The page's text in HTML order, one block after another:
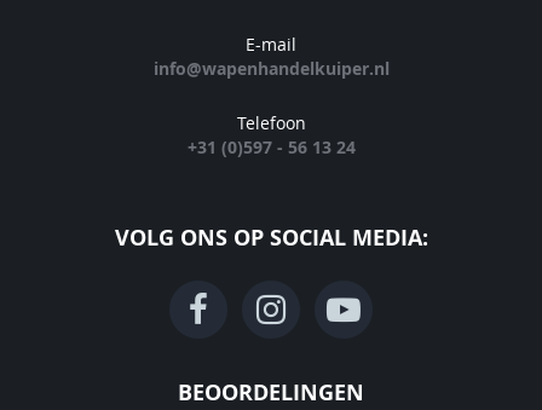
E-mail
info@wapenhandelkuiper.nl
Telefoon
+31 (0)597 - 56 13 24
VOLG ONS OP SOCIAL MEDIA:
BEOORDELINGEN